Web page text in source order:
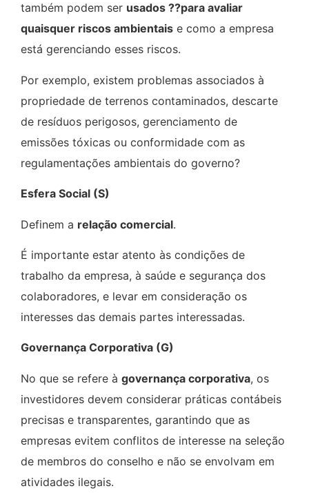
também podem ser usados ??para avaliar
quaisquer riscos ambientais e como a empresa
está gerenciando esses riscos.
Por exemplo, existem problemas associados à
propriedade de terrenos contaminados, descarte
de resíduos perigosos, gerenciamento de
emissões tóxicas ou conformidade com as
regulamentações ambientais do governo?
Esfera Social (S)
Definem a relação comercial.
É importante estar atento às condições de
trabalho da empresa, à saúde e segurança dos
colaboradores, e levar em consideração os
interesses das demais partes interessadas.
Governança Corporativa (G)
No que se refere à governança corporativa, os
investidores devem considerar práticas contábeis
precisas e transparentes, garantindo que as
empresas evitem conflitos de interesse na seleção
de membros do conselho e não se envolvam em
atividades ilegais.